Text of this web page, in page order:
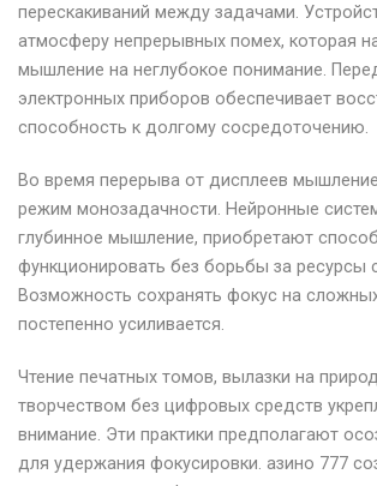
перескакиваний между задачами.
атмосферу непрерывных помех, которая
мышление на неглубокое понимание.
электронных приборов обеспечивает
способность к долгому сосредоточению.
Во время перерыва от дисплеев
режим монозадачности. Нейронные
глубинное мышление, приобретают
функционировать без борьбы за ресурсы
Возможность сохранять фокус на
постепенно усиливается.
Чтение печатных томов, вылазки на
творчеством без цифровых средств
внимание. Эти практики предполагают
для удержания фокусировки. азино 777